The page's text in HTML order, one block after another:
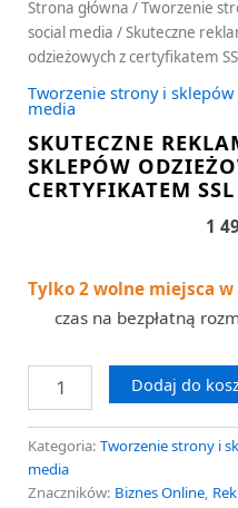
Strona główna /Tworzenie
social media / Skuteczne
odzieżowych z certyfikatem
Tworzenie strony i
media
SKUTECZNE
SKLEPÓW
CERTYFIKATEM SSL
1
Tylko 2 wolne miejsca
czas na bezpłatną
Dodaj do
Kategoria: Tworzenie strony i
media
Znaczników: Biznes Online,